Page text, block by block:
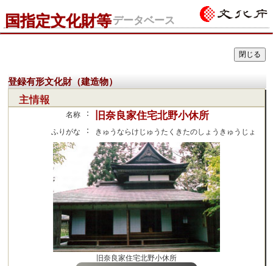
国指定文化財等データベース
登録有形文化財（建造物）
主情報
名称 ： 旧奈良家住宅北野小休所
ふりがな ： きゅうならけじゅうたくきたのしょうきゅうじょ
旧奈良家住宅北野小休所